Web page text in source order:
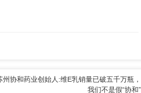
州协和药业创始人:维E乳销量已破五千万瓶，
我们不是假“协和”